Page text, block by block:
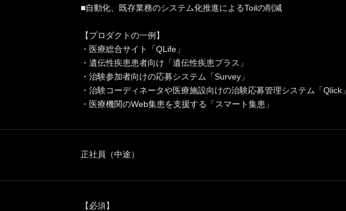
■自動化、既存業務のシステム化推進によるToilの削減
【プロダクトの一例】
・医療総合サイト「QLife」
・遺伝性疾患患者向け「遺伝性疾患プラス」
・治験参加者向けの応募システム「Survey」
・治験コーディネータや医療施設向けの治験応募管理システム「Qlick
・医療機関のWeb集患を支援する「スマート集患」
正社員（中途）
【必須】